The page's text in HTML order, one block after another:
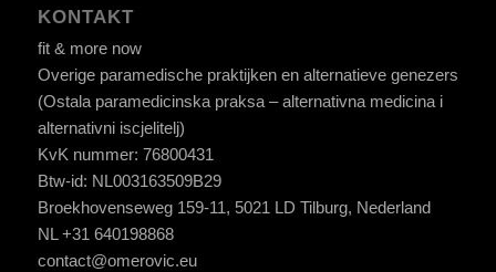
KONTAKT
fit & more now
Overige paramedische praktijken en alternatieve genezers
(Ostala paramedicinska praksa – alternativna medicina i
alternativni iscjelitelj)
KvK nummer: 76800431
Btw-id: NL003163509B29
Broekhovenseweg 159-11, 5021 LD Tilburg, Nederland
NL +31 640198868
contact@omerovic.eu